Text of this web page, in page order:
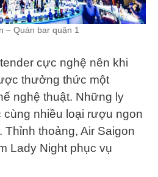
– Quán bar quận 1
cực nghệ nên khi
thưởng thức một
nghệ thuật. Những ly
cùng nhiều loại rượu ngon
Thỉnh thoảng, Air Saigon
Lady Night phục vụ